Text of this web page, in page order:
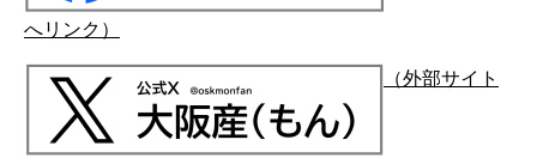
へリンク）
（外部サイト